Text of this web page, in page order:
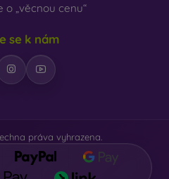
„věcnou cenu“
se k nám
práva vyhrazena.